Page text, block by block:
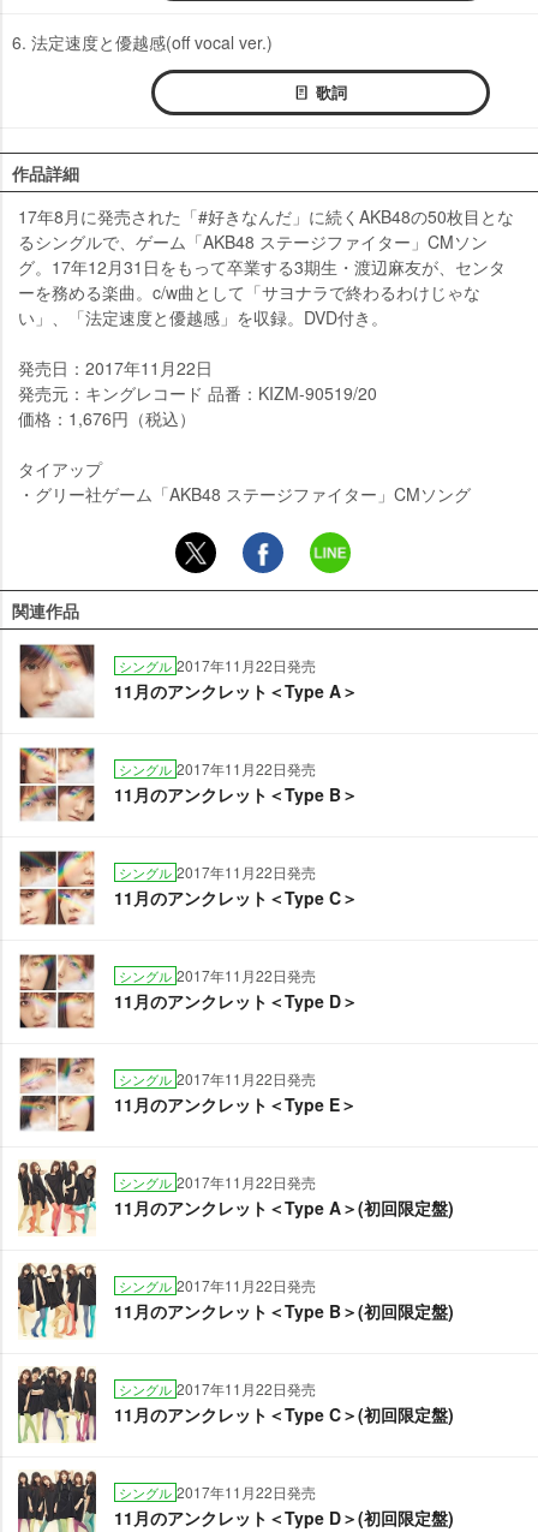
6. 法定速度と優越感(off vocal ver.)
歌詞
作品詳細
17年8月に発売された「#好きなんだ」に続くAKB48の50枚目とな
るシングルで、ゲーム「AKB48 ステージファイター」CMソン
グ。17年12月31日をもって卒業する3期生・渡辺麻友が、センタ
ーを務める楽曲。c/w曲として「サヨナラで終わるわけじゃな
い」、「法定速度と優越感」を収録。DVD付き。
発売日：2017年11月22日
発売元：キングレコード 品番：KIZM-90519/20
価格：1,676円（税込）
タイアップ
・グリー社ゲーム「AKB48 ステージファイター」CMソング
関連作品
シングル 2017年11月22日発売
11月のアンクレット＜Type A＞
シングル 2017年11月22日発売
11月のアンクレット＜Type B＞
シングル 2017年11月22日発売
11月のアンクレット＜Type C＞
シングル 2017年11月22日発売
11月のアンクレット＜Type D＞
シングル 2017年11月22日発売
11月のアンクレット＜Type E＞
シングル 2017年11月22日発売
11月のアンクレット＜Type A＞(初回限定盤)
シングル 2017年11月22日発売
11月のアンクレット＜Type B＞(初回限定盤)
シングル 2017年11月22日発売
11月のアンクレット＜Type C＞(初回限定盤)
シングル 2017年11月22日発売
11月のアンクレット＜Type D＞(初回限定盤)